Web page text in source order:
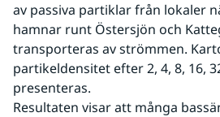
av passiva partiklar från lokaler
hamnar runt Östersjön och
transporteras av strömmen.
partikeldensitet efter 2, 4, 8, 16,
presenteras.
Resultaten visar att många